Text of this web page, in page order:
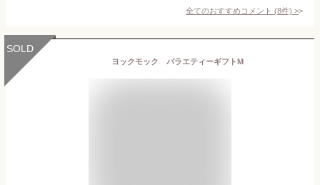
全てのおすすめコメント (8件) >
SOLD
ヨックモック バラエティーギフトM